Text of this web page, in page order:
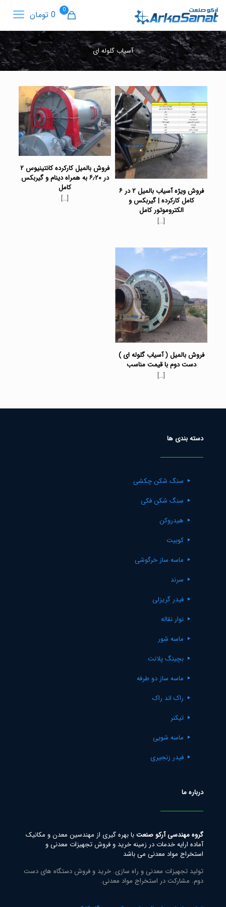
0 0 تومان
آسیاب گلوله ای
فروش ویژه آسیاب بالمیل ۲ در ۶
کامل کارکرده | گیربکس و
الکتروموتور کامل
[…]
فروش بالمیل کارکرده کانتینیوس ۲
در ۶٫۲۰ به همراه دینام و گیربکس
کامل
[…]
فروش بالمیل ( آسیاب گلوله ای )
دست دوم با قیمت مناسب
[…]
دسته بندی ها
سنگ شکن چکشی
سنگ شکن فکی
هیدروکن
کوبیت
ماسه ساز خرگوشی
سرند
فیدر گریزلی
نوار نقاله
ماسه شور
بچینگ پلانت
ماسه ساز دو طرفه
راک اند راک
تیکنر
ماسه شویی
فیدر زنجیری
درباره ما
گروه مهندسی آرکو صنعتبا بهره گیری از مهندسین معدن و مکانیک
آماده ارایه خدمات در زمینه خرید و فروش تجهیزات معدنی و
استخراج مواد معدنی می باشد
تولید تجهیزات معدنی و راه سازی. خرید و فروش دستگاه های دست
دوم. مشارکت در استخراج مواد معدنی.